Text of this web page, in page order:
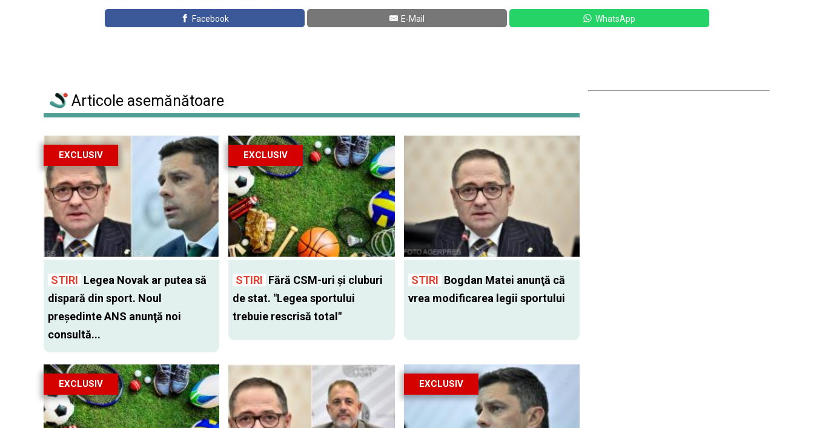
Facebook E-Mail WhatsApp
Articole asemănătoare
EXCLUSIV
STIRI Legea Novak ar putea să
dispară din sport. Noul
preşedinte ANS anunţă noi
consultă...
EXCLUSIV
STIRI Fără CSM-uri şi cluburi
de stat. "Legea sportului
trebuie rescrisă total"
STIRI Bogdan Matei anunţă că
vrea modificarea legii sportului
EXCLUSIV EXCLUSIV